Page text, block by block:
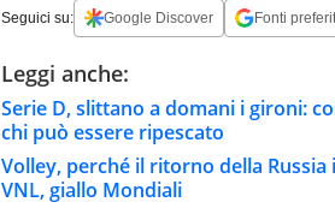
Seguici su: Google Discover Fonti
Leggi anche:
Serie D, slittano a domani i gironi:
chi può essere ripescato
Volley, perché il ritorno della Russia
VNL, giallo Mondiali